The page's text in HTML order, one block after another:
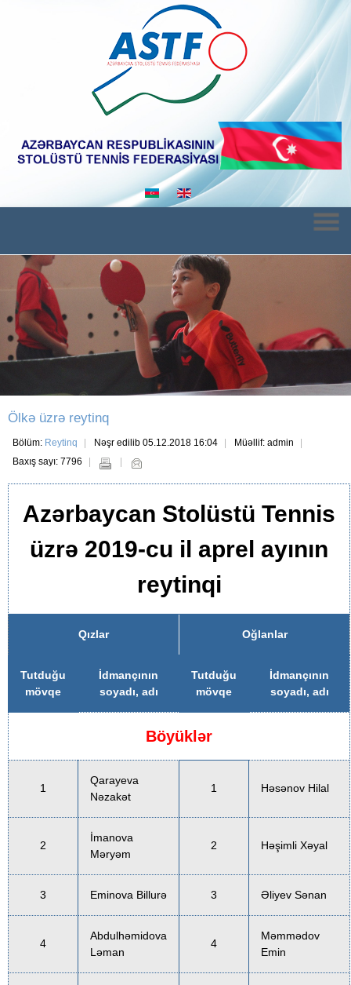
Ölkə üzrə reytinq
Bölüm: Reytinq Nəşr edilib 05.12.2018 16:04
Müəllif: admin
Baxış sayı: 7796
Azərbaycan Stolüstü Tennis
üzrə 2019-cu il aprel ayının
reytinqi
Qızlar Oğlanlar
Tutduğu
mövqe
İdmançının
soyadı, adı
Tutduğu
mövqe
İdmançının
soyadı, adı
Böyüklər
1
Qarayeva
Nəzakət
1 Həsənov Hilal
2
İmanova
Məryəm
2 Həşimli Xəyal
3 Eminova Billurə 3 Əliyev Sənan
4
Abdulhəmidova
Ləman
4
Məmmədov
Emin